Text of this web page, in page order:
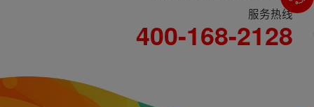
服务热线
400-168-2128